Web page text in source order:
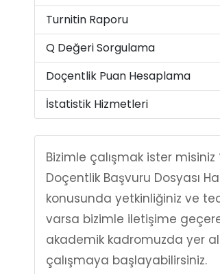
Turnitin Raporu
Q Değeri Sorgulama
Doçentlik Puan Hesaplama
İstatistik Hizmetleri
Bizimle çalışmak ister misiniz
Doçentlik Başvuru Dosyası
konusunda yetkinliğiniz ve
varsa bizimle iletişime
akademik kadromuzda yer
çalışmaya başlayabilirsiniz.